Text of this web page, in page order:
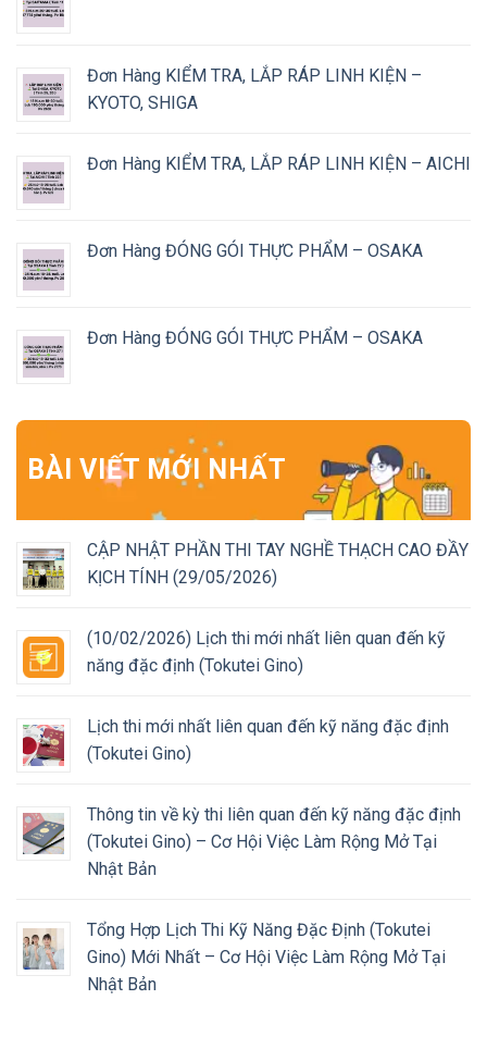
Đơn Hàng KIỂM TRA, LẮP RÁP LINH KIỆN –
KYOTO, SHIGA
Đơn Hàng KIỂM TRA, LẮP RÁP LINH KIỆN – AICHI
Đơn Hàng ĐÓNG GÓI THỰC PHẨM – OSAKA
Đơn Hàng ĐÓNG GÓI THỰC PHẨM – OSAKA
BÀI VIẾT MỚI NHẤT
CẬP NHẬT PHẦN THI TAY NGHỀ THẠCH CAO ĐẦY
KỊCH TÍNH (29/05/2026)
(10/02/2026) Lịch thi mới nhất liên quan đến kỹ
năng đặc định (Tokutei Gino)
Lịch thi mới nhất liên quan đến kỹ năng đặc định
(Tokutei Gino)
Thông tin về kỳ thi liên quan đến kỹ năng đặc định
(Tokutei Gino) – Cơ Hội Việc Làm Rộng Mở Tại
Nhật Bản
Tổng Hợp Lịch Thi Kỹ Năng Đặc Định (Tokutei
Gino) Mới Nhất – Cơ Hội Việc Làm Rộng Mở Tại
Nhật Bản